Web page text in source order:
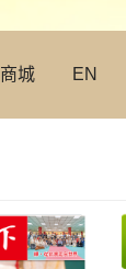
商城 EN